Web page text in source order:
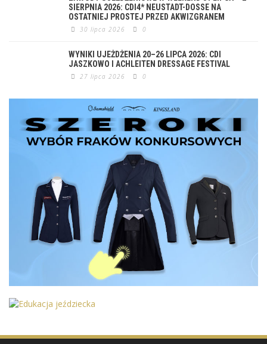
SIERPNIA 2026: CDI4* NEUSTADT-DOSSE NA
OSTATNIEJ PROSTEJ PRZED AKWIZGRANEM
30 lipca 2026 0
WYNIKI UJEŻDŻENIA 20–26 LIPCA 2026: CDI
JASZKOWO I ACHLEITEN DRESSAGE FESTIVAL
27 lipca 2026 0